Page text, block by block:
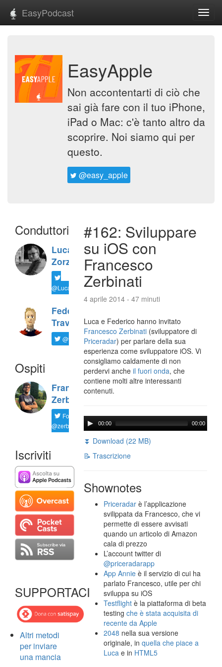
EasyPodcast
EasyApple
Non accontentarti di ciò che
sai già fare con il tuo iPhone,
iPad o Mac: c'è tanto altro da
scoprire. Noi siamo qui per
questo.
@easy_apple
Conduttori
Luca
Zorzi
@LucaTNT
Federico
Travaini
@ftrava
Ospiti
Francesco
Zerbinati
Follow
@zerbfra
Iscriviti
SUPPORTACI
Altri metodi
per inviare
una mancia
#162: Sviluppare
su iOS con
Francesco
Zerbinati
4 aprile 2014 - 47 minuti
Luca e Federico hanno invitato
Francesco Zerbinati (sviluppatore di
Priceradar) per parlare della sua
esperienza come sviluppatore iOS. Vi
consigliamo caldamente di non
perdervi ancheil fuori onda, che
contiene molti altre interessanti
contenuti.
00:00 00:00
⏬ Download (22 MB)
📝 Trascrizione
Shownotes
Priceradar è l’applicazione
svilippata da Francesco, che vi
permette di essere avvisati
quando un articolo di Amazon
cala di prezzo
L’account twitter di
@priceradarapp
App Annie è il servizio di cui ha
parlato Francesco, utile per chi
sviluppa su iOS
Testflight è la piattaforma di beta
testingche è stata acquisita di
recente da Apple
2048 nella sua versione
originale, inquella che piace a
Luca e in HTML5